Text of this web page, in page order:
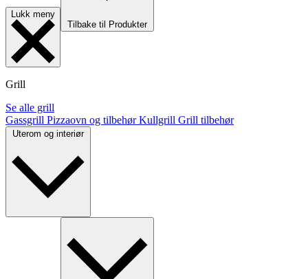
Lukk meny
Tilbake til Produkter
Grill
Se alle grill
Gassgrill Pizzaovn og tilbehørKullgrill Grill tilbehør
Uterom og interiør